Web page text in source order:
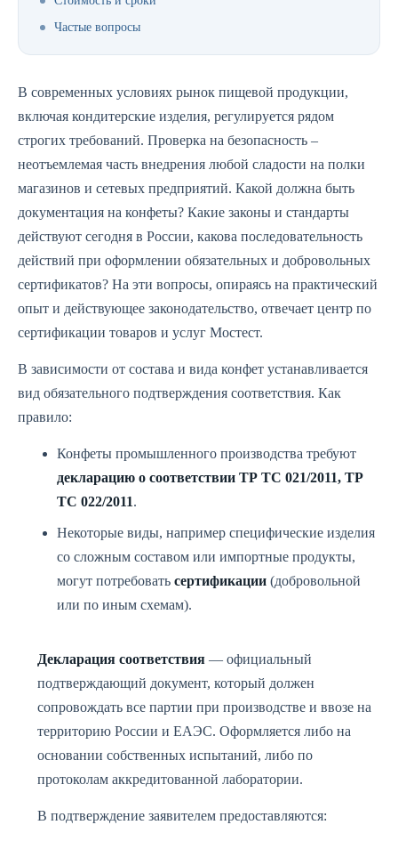
Частые вопросы
В современных условиях рынок пищевой продукции,
включая кондитерские изделия, регулируется рядом
строгих требований. Проверка на безопасность –
неотъемлемая часть внедрения любой сладости на полки
магазинов и сетевых предприятий. Какой должна быть
документация на конфеты? Какие законы и стандарты
действуют сегодня в России, какова последовательность
действий при оформлении обязательных и добровольных
сертификатов? На эти вопросы, опираясь на практический
опыт и действующее законодательство, отвечает центр по
сертификации товаров и услуг Мостест.
В зависимости от состава и вида конфет устанавливается
вид обязательного подтверждения соответствия. Как
правило:
Конфеты промышленного производства требуют
декларацию о соответствии ТР ТС 021/2011, ТР
ТС 022/2011.
Некоторые виды, например специфические изделия
со сложным составом или импортные продукты,
могут потребовать сертификации (добровольной
или по иным схемам).
Декларация соответствия — официальный
подтверждающий документ, который должен
сопровождать все партии при производстве и ввозе на
территорию России и ЕАЭС. Оформляется либо на
основании собственных испытаний, либо по
протоколам аккредитованной лаборатории.
В подтверждение заявителем предоставляются: